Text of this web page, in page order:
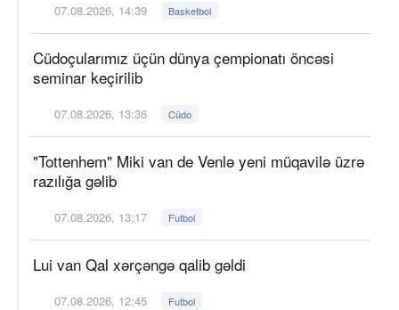
07.08.2026, 14:39 Basketbol
Cüdoçularımız üçün dünya çempionatı öncəsi
seminar keçirilib
07.08.2026, 13:36 Cüdo
"Tottenhem" Miki van de Venlə yeni müqavilə üzrə
razılığa gəlib
07.08.2026, 13:17 Futbol
Lui van Qal xərçəngə qalib gəldi
07.08.2026, 12:45 Futbol